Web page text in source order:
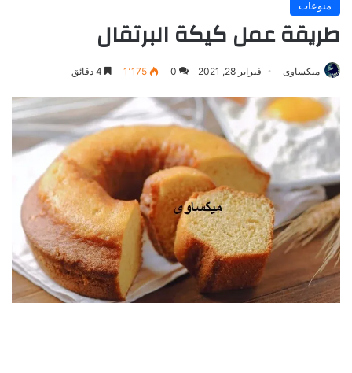
منوعات
طريقة عمل كيكة البرتقال
ميكساوى فبراير 28, 2021 0 1٬175